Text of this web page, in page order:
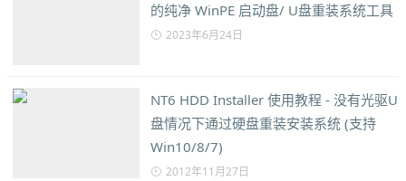
的纯净 WinPE 启动盘/ U盘重装系统工具
2023年6月24日
NT6 HDD Installer 使用教程 - 没有光驱U
盘情况下通过硬盘重装安装系统 (支持
Win10/8/7)
2012年11月27日